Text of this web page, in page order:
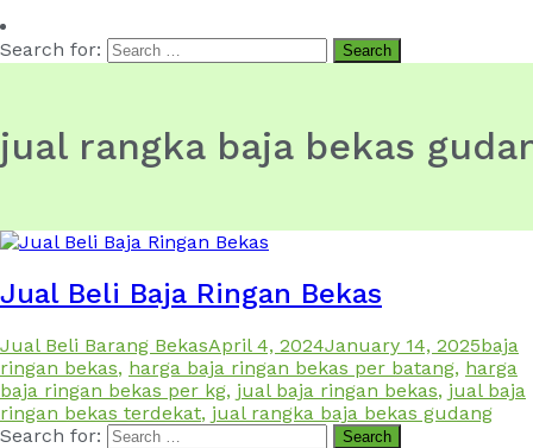
Search for:
jual rangka baja bekas
Jual Beli Baja Ringan Bekas
Jual Beli Barang BekasApril 4, 2024January 14, 2025baja
ringan bekas, harga baja ringan bekas per batang, harga
baja ringan bekas per kg, jual baja ringan bekas, jual baja
ringan bekas terdekat, jual rangka baja bekas gudang
Search for: